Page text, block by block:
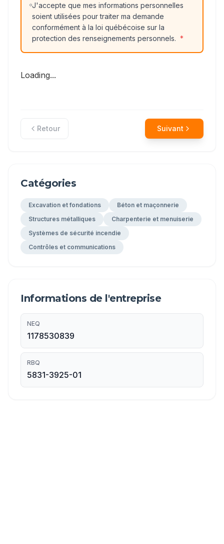
J'accepte que mes informations personnelles
soient utilisées pour traiter ma demande
conformément à la loi québécoise sur la
protection des renseignements personnels. *
Loading...
Retour Suivant
Catégories
Excavation et fondations
Béton et maçonnerie
Structures métalliques
Charpenterie et menuiserie
Systèmes de sécurité incendie
Contrôles et communications
Informations de l'entreprise
NEQ
1178530839
RBQ
5831-3925-01